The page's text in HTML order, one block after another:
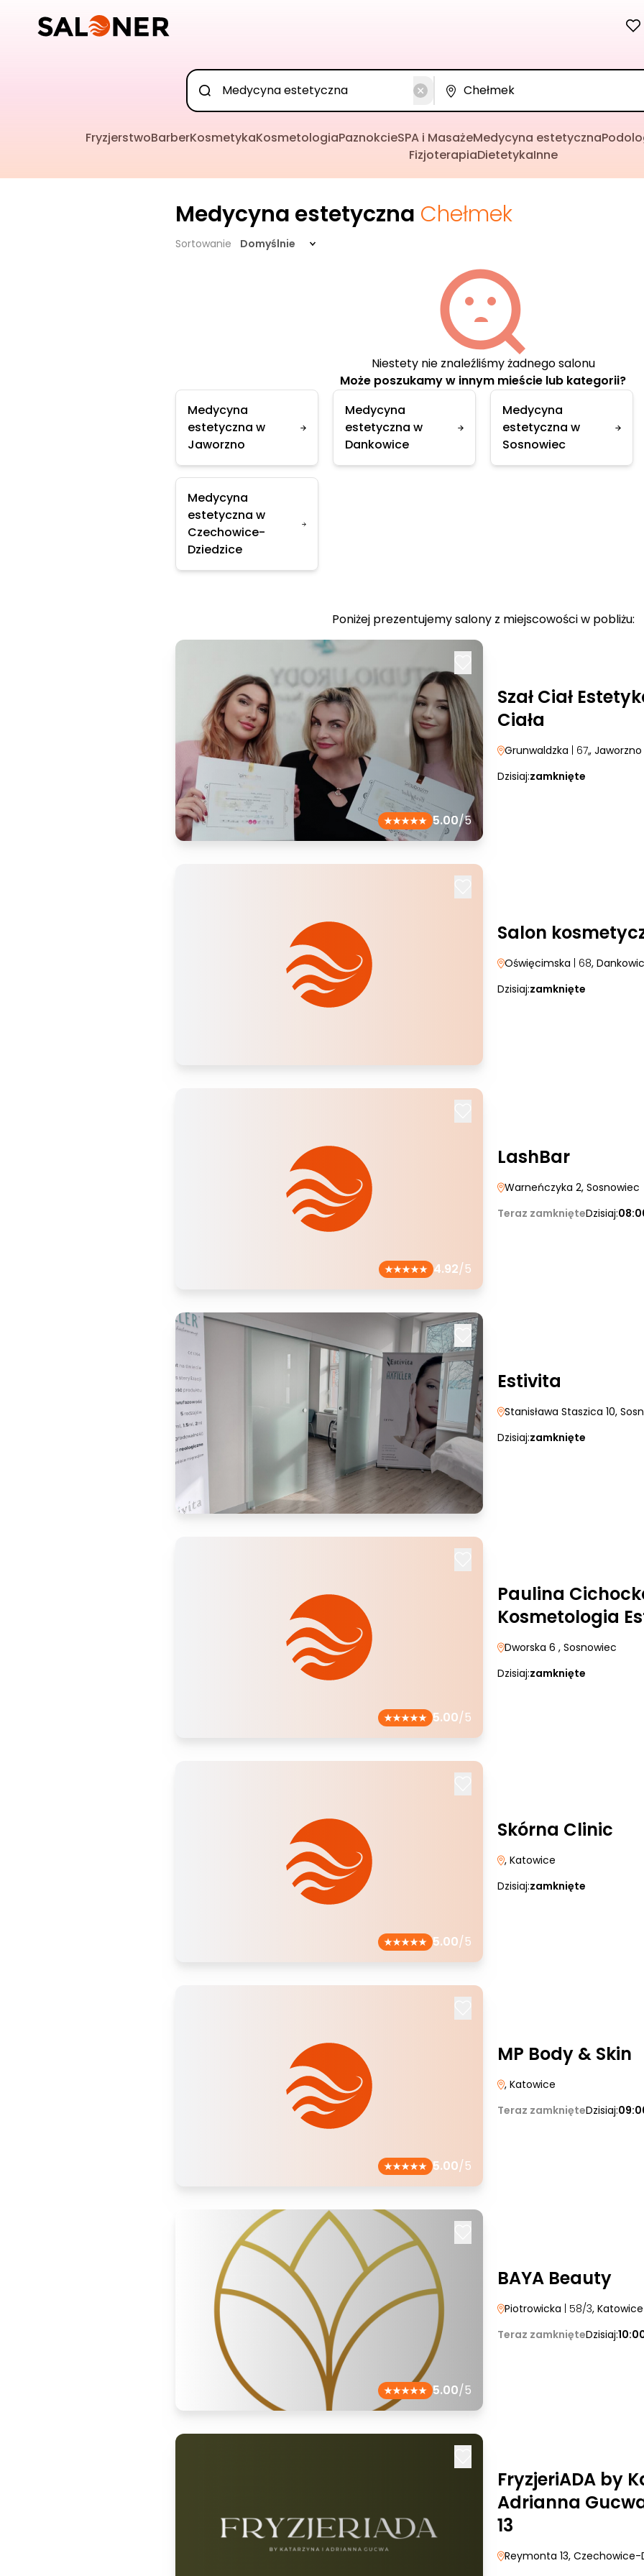
FryzjerstwoBarberKosmetykaKosmetologiaPaznokcieSPA i MasażeMedycyna estetyczna
FizjoterapiaDietetykaInne
Medycyna estetyczna Chełmek
Sortowanie Domyślnie
Niestety nie znaleźliśmy żadnego salonu
Może poszukamy w innym mieście lub kategorii?
Medycyna
estetyczna w
Jaworzno
Medycyna
estetyczna w
Dankowice
Medycyna
estetyczna w
Sosnowiec
Medycyna
estetyczna w
Czechowice-
Dziedzice
Poniżej prezentujemy salony z miejscowości w pobliżu:
5.00/5
Szał Ciał
Ciała
Grunwaldzka | 67,, Jaworzno
Dzisiaj:zamknięte
Salon
Oświęcimska | 68,
Dzisiaj:zamknięte
4.92/5
LashBar
Warneńczyka 2, Sosnowiec
Teraz zamknięteDzisiaj:
Estivita
Stanisława Staszica 10,
Dzisiaj:zamknięte
5.00/5
Paulina
Kosmetologia
Dworska 6 , Sosnowiec
Dzisiaj:zamknięte
5.00/5
Skórna Clinic
, Katowice
Dzisiaj:zamknięte
5.00/5
MP Body & Skin
, Katowice
Teraz zamknięteDzisiaj:
5.00/5
BAYA Beauty
Piotrowicka | 58/3, Katowice
Teraz zamknięteDzisiaj:
FryzjeriADA by
Adrianna
13
Reymonta 13, Czechowice-